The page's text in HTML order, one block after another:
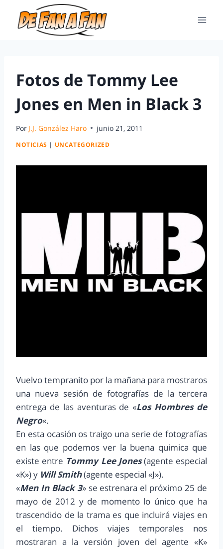
Fotos de Tommy Lee
Jones en Men in Black 3
Por J.J. González Haro junio 21, 2011
NOTICIAS | UNCATEGORIZED
Vuelvo tempranito por la mañana para mostraros
una nueva sesión de fotografías de la tercera
entrega de las aventuras de «Los Hombres de
Negro«.
En esta ocasión os traigo una serie de fotografías
en las que podemos ver la buena quimica que
existe entre Tommy Lee Jones(agente especial
«K») y Will Smith(agente especial «J»).
«Men In Black 3» se estrenara el próximo 25 de
mayo de 2012 y de momento lo único que ha
trascendido de la trama es que incluirá viajes en
el tiempo. Dichos viajes temporales nos
mostraran a la versión joven del agente «K»